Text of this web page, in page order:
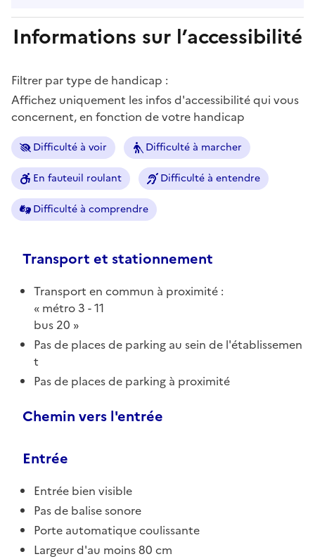
Informations sur l’accessibilité
Filtrer par type de handicap :
Affichez uniquement les infos d'accessibilité qui vous
concernent, en fonction de votre handicap
Difficulté à voir Difficulté à marcher
En fauteuil roulant Difficulté à entendre
Difficulté à comprendre
Transport et stationnement
Transport en commun à proximité :
métro 3 - 11
bus 20
Pas de places de parking au sein de l'établissemen
t
Pas de places de parking à proximité
Chemin vers l'entrée
Entrée
Entrée bien visible
Pas de balise sonore
Porte automatique coulissante
Largeur d'au moins 80 cm